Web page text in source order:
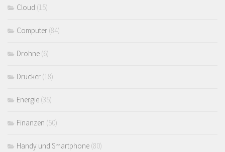
Cloud (15)
Computer (84)
Drohne (6)
Drucker (18)
Energie (35)
Finanzen (50)
Handy und Smartphone (80)